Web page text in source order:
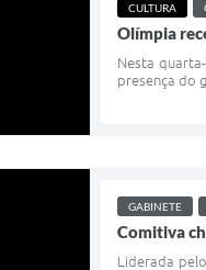
CULTURA
Olímpia
Nesta
presença do
GABINETE
Comitiva
Liderada